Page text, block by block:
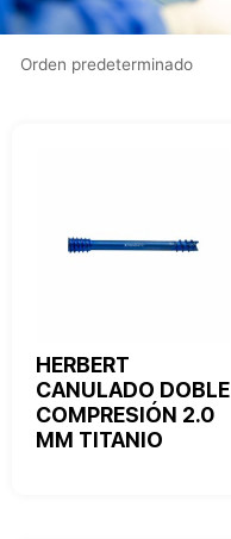
HERBERT
CANULADO DOBLE
COMPRESIÓN 2.0
MM TITANIO